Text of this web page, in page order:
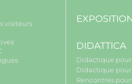
visiteurs
DIDATTICA
Didactique pour
Didactique
Rencontres